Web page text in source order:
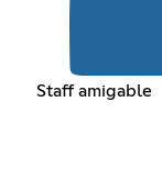
Staff amigable